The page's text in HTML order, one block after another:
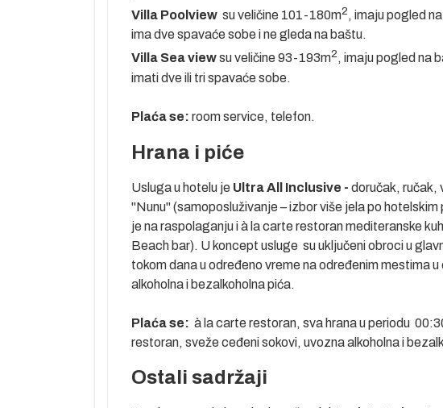
Villa Poolview su veličine 101-180m2 , imaju pogled
ima dve spavaće sobe i ne gleda na baštu.
Villa Sea viewsu veličine 93-193m2, imaju pogled na
imati dve ili tri spavaće sobe.
Plaća se: room service, telefon.
Hrana i piće
Usluga u hotelu je Ultra All Inclusive - doručak, ručak,
"Nunu" (samoposluživanje – izbor više jela po
je na raspolaganju i à la carte restoran mediteranske
Beach bar). U koncept usluge su uključeni obroci u
tokom dana u određeno vreme na određenim mestima
alkoholna i bezalkoholna pića.
Plaća se: à la carte restoran, sva hrana u periodu
restoran, sveže ceđeni sokovi, uvozna alkoholna i
Ostali sadržaji